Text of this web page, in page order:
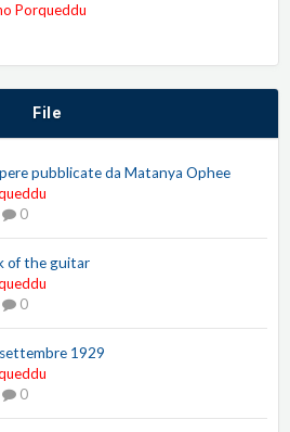
Porqueddu
File
pubblicate da Matanya Ophee
0
of the guitar
0
1929
0